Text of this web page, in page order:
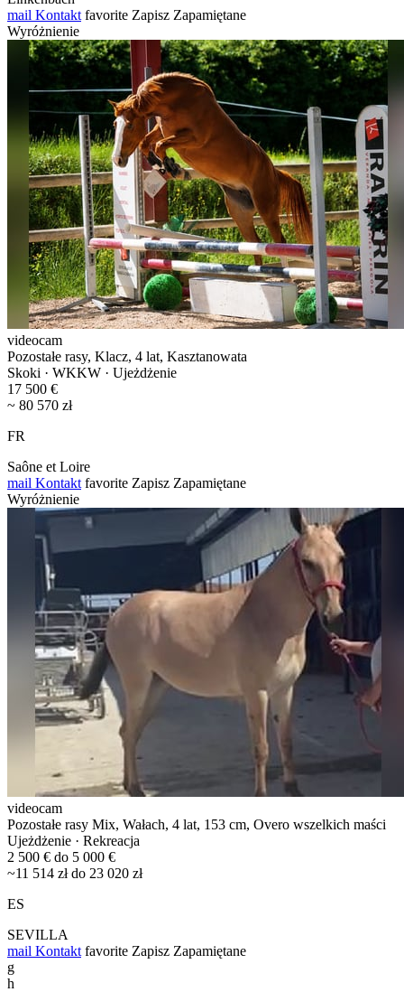
mail Kontakt favorite Zapisz Zapamiętane
Wyróżnienie
videocam
Pozostałe rasy, Klacz, 4 lat, Kasztanowata
Skoki · WKKW · Ujeżdżenie
17 500 €
~ 80 570 zł
FR
Saône et Loire
mail Kontakt favorite Zapisz Zapamiętane
Wyróżnienie
videocam
Pozostałe rasy Mix, Wałach, 4 lat, 153 cm, Overo wszelkich maści
Ujeżdżenie · Rekreacja
2 500 € do 5 000 €
~11 514 zł do 23 020 zł
ES
SEVILLA
mail Kontakt favorite Zapisz Zapamiętane
g
h